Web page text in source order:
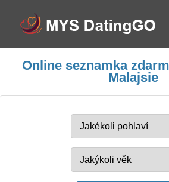
Online seznamka
Malajsie